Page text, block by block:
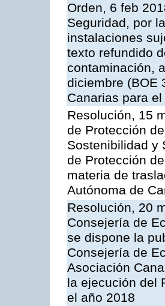
Orden, 6 feb
Seguridad, por
instalaciones
texto refundido
contaminación,
diciembre (BOE
Canarias para
Resolución, 15
de Protección
Sostenibilidad y
de Protección
materia de
Autónoma de
Resolución, 20
Consejería de
se dispone la
Consejería de
Asociación
la ejecución del
el año 2018